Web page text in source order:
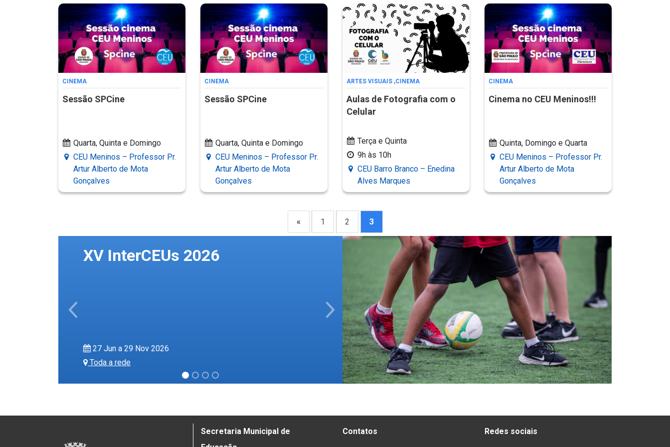
CINEMA
Sessão SPCine
Quarta, Quinta e Domingo
CEU Meninos – Professor Pr.
Artur Alberto de Mota
Gonçalves
CINEMA
Sessão SPCine
Quarta, Quinta e Domingo
CEU Meninos – Professor Pr.
Artur Alberto de Mota
Gonçalves
ARTES VISUAIS ,CINEMA
Aulas de Fotografia com o
Celular
Terça e Quinta
9h às 10h
CEU Barro Branco – Enedina
Alves Marques
CINEMA
Cinema no CEU Meninos!!!
Quinta, Domingo e Quarta
CEU Meninos – Professor Pr.
Artur Alberto de Mota
Gonçalves
« 1 2 3
XV InterCEUs 2026
27 Jun a 29 Nov 2026
Toda a rede
Previous Next
Secretaria Municipal de
Contatos Redes sociais